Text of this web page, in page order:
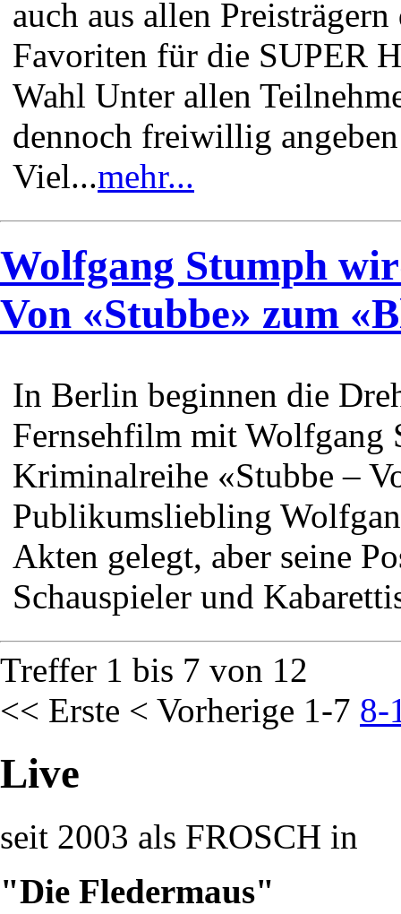
auch aus allen
Favoriten für die SUPER
Wahl Unter allen
dennoch freiwillig
Viel...mehr...
Wolfgang Stumph
Von «Stubbe» zum
In Berlin beginnen die
Fernsehfilm mit Wolfgang
Kriminalreihe «Stubbe –
Publikumsliebling
Akten gelegt, aber seine
Schauspieler und
Treffer 1 bis 7 von 12
<< Erste < Vorherige 1-7 8-
Live
seit 2003 als FROSCH in
"Die Fledermaus"